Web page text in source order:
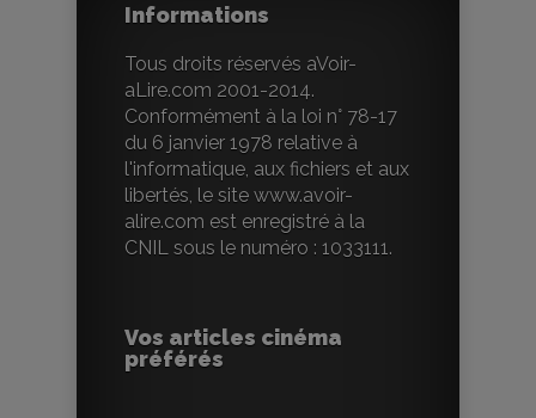
Informations
Tous droits réservés aVoir-
aLire.com 2001-2014.
Conformément à la loi n° 78-17
du 6 janvier 1978 relative à
l'informatique, aux fichiers et aux
libertés, le site www.avoir-
alire.com est enregistré à la
CNIL sous le numéro : 1033111.
Vos articles cinéma
préférés